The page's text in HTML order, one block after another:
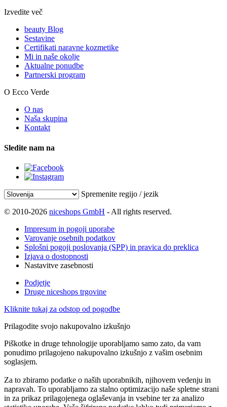
Izvedite več
beauty Blog
Sestavine
Certifikati naravne kozmetike
Mi in naše okolje
Aktualne ponudbe
Partnerski program
O Ecco Verde
O nas
Naša skupina
Kontakt
Sledite nam na
Spremenite regijo / jezik
© 2010-2026 niceshops GmbH - All rights reserved.
Impresum in pogoji uporabe
Varovanje osebnih podatkov
Splošni pogoji poslovanja (SPP) in pravica do preklica
Izjava o dostopnosti
Nastavitve zasebnosti
Podjetje
Druge niceshops trgovine
Kliknite tukaj za odstop od pogodbe
Prilagodite svojo nakupovalno izkušnjo
Piškotke in druge tehnologije uporabljamo samo zato, da vam
ponudimo prilagojeno nakupovalno izkušnjo z vašim osebnim
soglasjem.
Za to zbiramo podatke o naših uporabnikih, njihovem vedenju in
napravah. To uporabljamo za stalno optimizacijo naše spletne strani
in za prikaz prilagojenega oglaševanja in vsebine ter za analizo